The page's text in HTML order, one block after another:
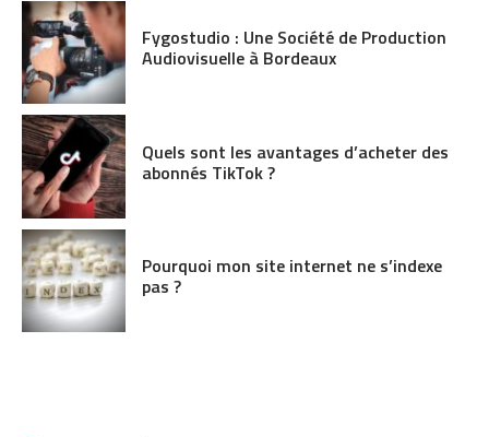
Fygostudio : Une Société de Production
Audiovisuelle à Bordeaux
Quels sont les avantages d’acheter des
abonnés TikTok ?
Pourquoi mon site internet ne s’indexe
pas ?